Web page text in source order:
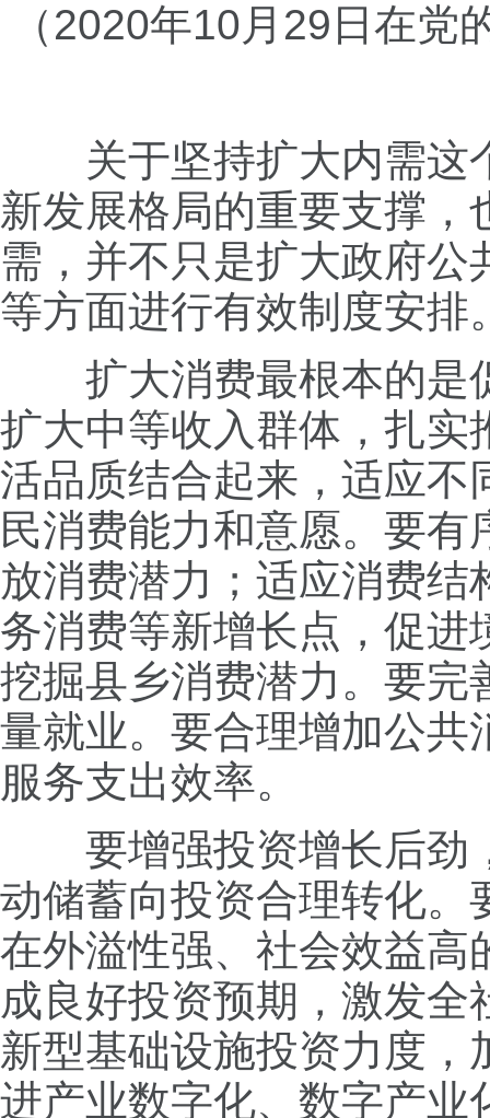
（2020年10月29日在
关于坚持扩大内需这
新发展格局的重要支撑
需，并不只是扩大政府
等方面进行有效制度安排
扩大消费最根本的是
扩大中等收入群体，扎实
活品质结合起来，适应不
民消费能力和意愿。要
放消费潜力；适应消费
务消费等新增长点，促进
挖掘县乡消费潜力。要完
量就业。要合理增加公共
服务支出效率。
要增强投资增长后劲
动储蓄向投资合理转化。
在外溢性强、社会效益高
成良好投资预期，激发
新型基础设施投资力度
进产业数字化、数字产业